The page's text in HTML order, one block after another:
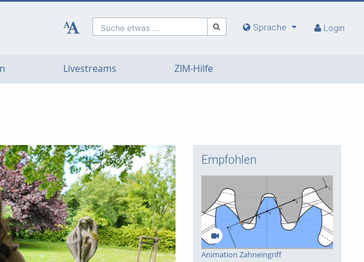
Suche etwas ... Sprache Login
Livestreams ZIM-Hilfe
Empfohlen
Animation Zahneingriff